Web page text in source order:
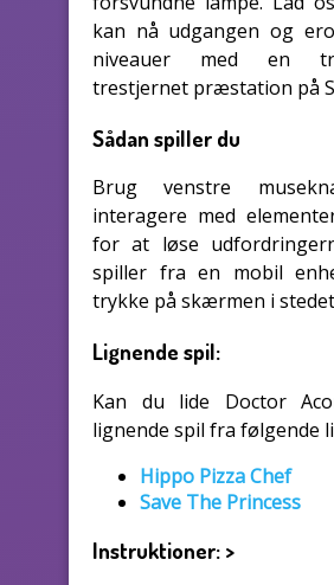
kan nå udgangen og
niveauer med en
trestjernet præstation på
Sådan spiller du
Brug venstre
interagere med
for at løse
spiller fra en mobil
trykke på skærmen i
Lignende spil:
Kan du lide Doctor
lignende spil fra følgende
Hippo Pizza Chef
Save The Princess
Instruktioner: >